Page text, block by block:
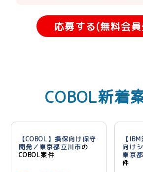
応募する(無料会
COBOL新着
【COBOL】損保向け保守
開発／東京都立川市の
COBOL案件
【
向け
東京
件